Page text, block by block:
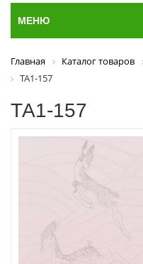
МЕНЮ
Главная Каталог товаров
ТА1-157
ТА1-157